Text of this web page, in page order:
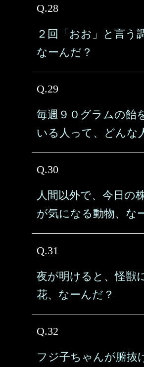
Q.28
２回「おお」と言う
なーんだ？
Q.29
毎週９０グラムの飴
いる人って、どんな
Q.30
人間以外で、今日の
が気になる動物、な
Q.31
夜が明けると、怪獣
花、なーんだ？
Q.32
フジ子ちゃんが腑抜